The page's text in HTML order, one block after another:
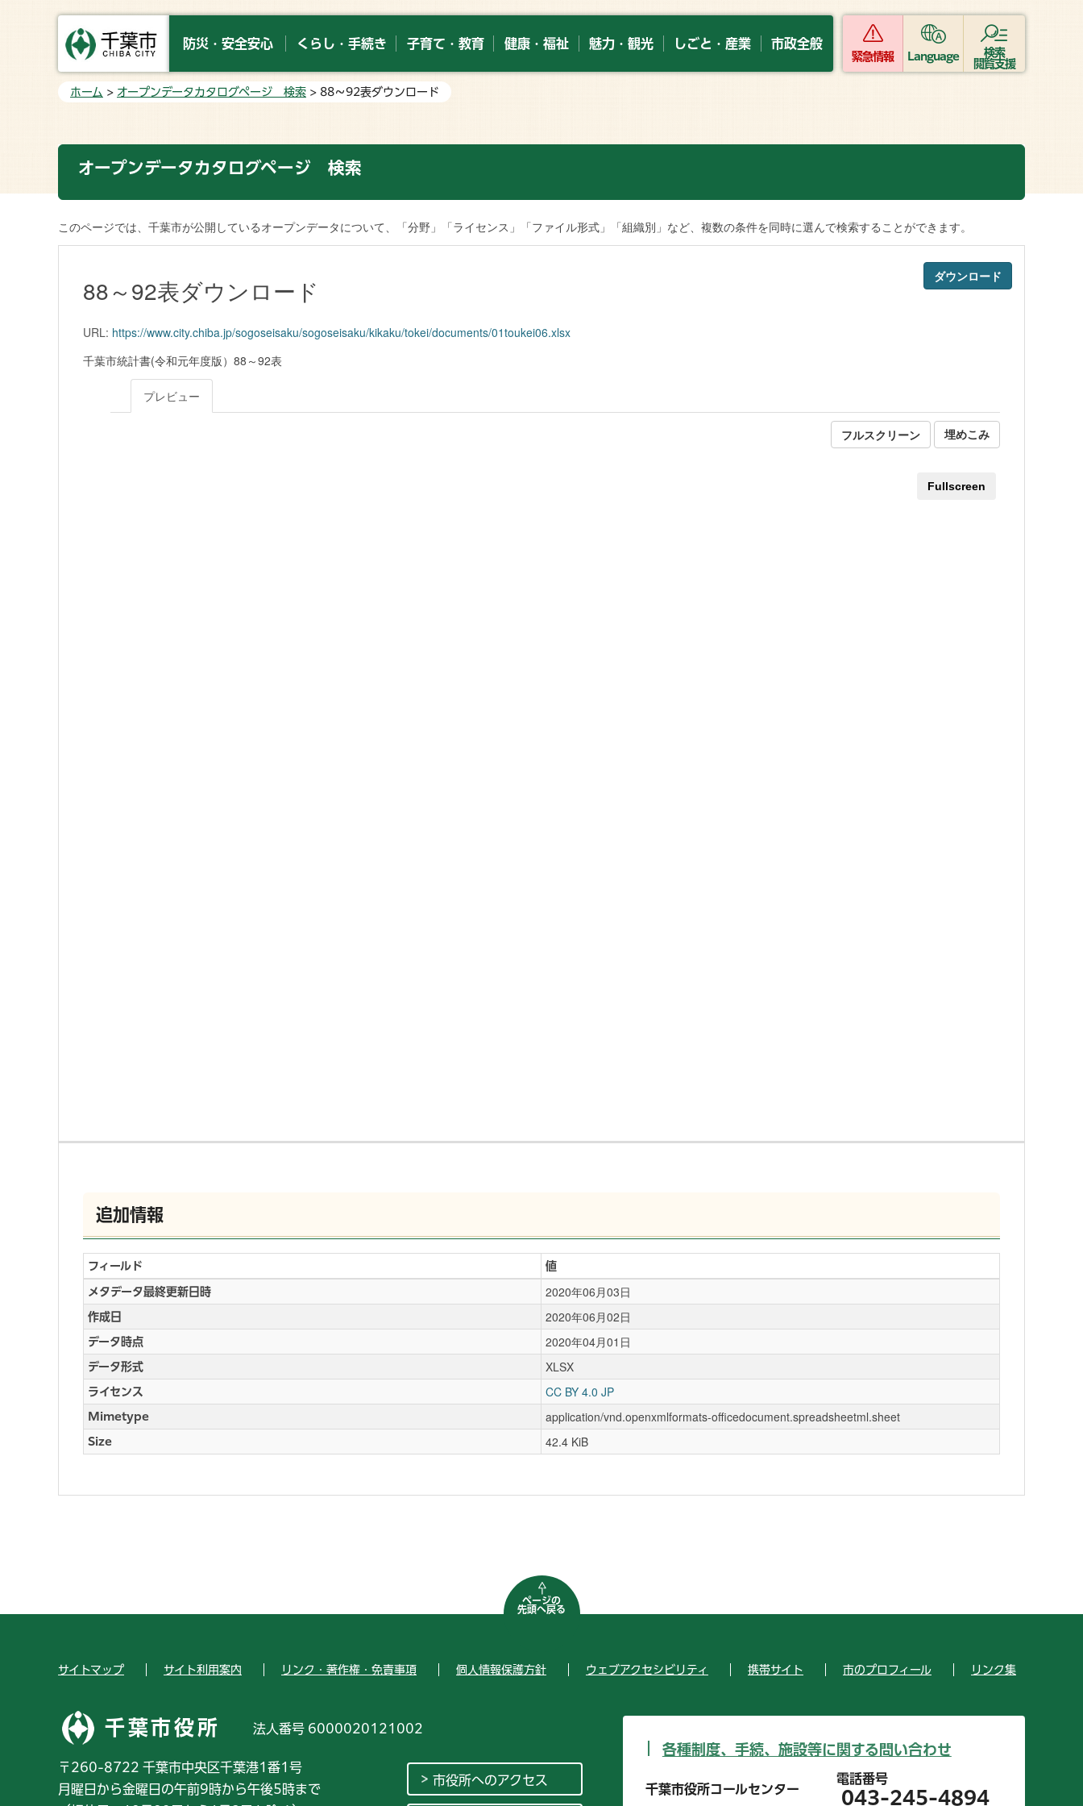
防災・安全安心 くらし・手続き 子育て・教育 健康・福祉 魅力・観光 しごと・産業 市政全般
緊急情報 Language
検索
閲覧支援
ホーム > オープンデータカタログページ 検索 > 88～92表ダウンロード
オープンデータカタログページ 検索
このページでは、千葉市が公開しているオープンデータについて、「分野」「ライセンス」「ファイル形式」「組織別」など、複数の条件を同時に選んで検索することができます。
ダウンロード
88～92表ダウンロード
URL: https://www.city.chiba.jp/sogoseisaku/sogoseisaku/kikaku/tokei/documents/01toukei06.xlsx
千葉市統計書(令和元年度版）88～92表
プレビュー
フルスクリーン 埋めこみ
Fullscreen
追加情報
フィールド 値
メタデータ最終更新日時 2020年06月03日
作成日 2020年06月02日
データ時点 2020年04月01日
データ形式 XLSX
ライセンス CC BY 4.0 JP
Mimetype application/vnd.openxmlformats-officedocument.spreadsheetml.sheet
Size 42.4 KiB
ページの
先頭へ戻る
サイトマップ サイト利用案内 リンク・著作権・免責事項 個人情報保護方針 ウェブアクセシビリティ 携帯サイト 市のプロフィール リンク集
千葉市役所 法人番号 6000020121002
〒260-8722 千葉市中央区千葉港1番1号
月曜日から金曜日の午前9時から午後5時まで
市役所へのアクセス
各種制度、手続、施設等に関する問い合わせ
千葉市役所コールセンター
電話番号
043-245-4894